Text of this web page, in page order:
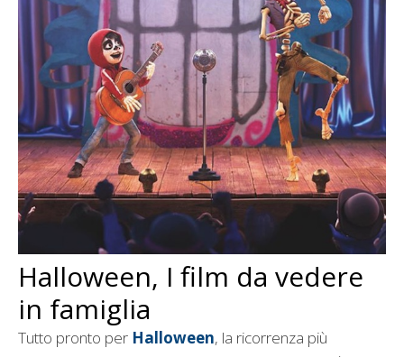
Halloween, I film da vedere
in famiglia
Tutto pronto per Halloween, la ricorrenza più